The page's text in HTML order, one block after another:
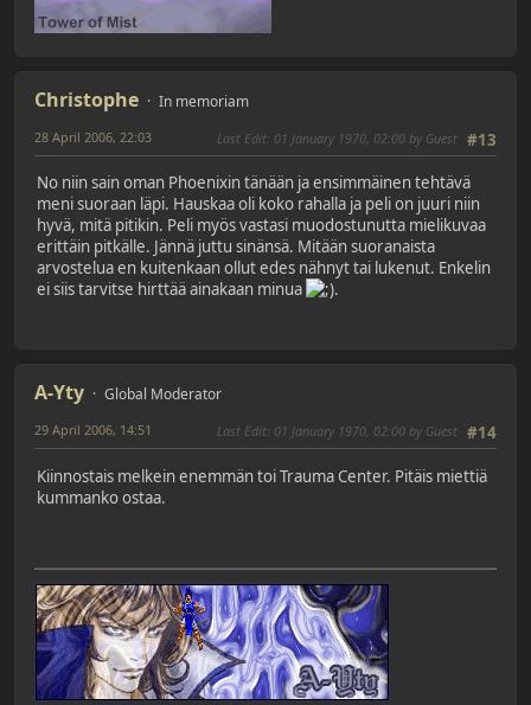
Christophe In memoriam
#13
28 April 2006, 22:03 Last Edit: 01 January 1970, 02:00 by Guest
No niin sain oman Phoenixin tänään ja ensimmäinen tehtävä
meni suoraan läpi. Hauskaa oli koko rahalla ja peli on juuri niin
hyvä, mitä pitikin. Peli myös vastasi muodostunutta mielikuvaa
erittäin pitkälle. Jännä juttu sinänsä. Mitään suoranaista
arvostelua en kuitenkaan ollut edes nähnyt tai lukenut. Enkelin
ei siis tarvitse hirttää ainakaan minua
.
A-Yty Global Moderator
#14
29 April 2006, 14:51 Last Edit: 01 January 1970, 02:00 by Guest
Kiinnostais melkein enemmän toi Trauma Center. Pitäis miettiä
kummanko ostaa.